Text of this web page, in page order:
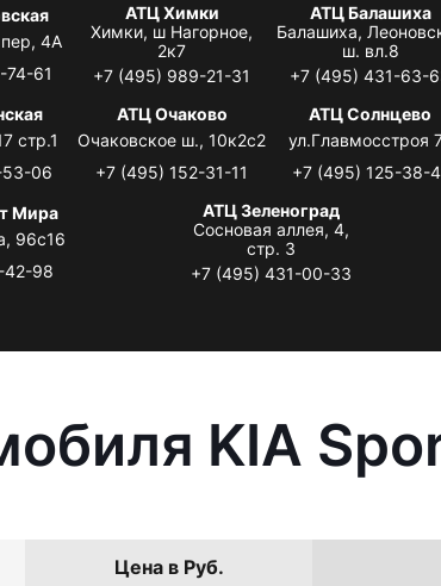
4А
61
АТЦ Химки
Химки, ш Нагорное,
2к7
+7 (495) 989-21-31
АТЦ Балашиха
Балашиха,
ш. вл.8
+7 (495) 431-63-
стр.1
53-06
АТЦ Очаково
Очаковское ш., 10к2с2
+7 (495) 152-31-11
АТЦ Солнцево
ул.Главмосстроя
+7 (495) 125-38-
Мира
96с16
42-98
АТЦ Зеленоград
Сосновая аллея, 4,
стр. 3
+7 (495) 431-00-33
KIA
Цена в Руб.